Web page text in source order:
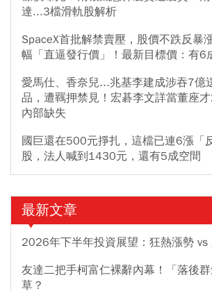
達...3檔滑軌股解析
SpaceX首批解禁賣壓，股價不跌反暴
幅「直逼發行價」！最新目標價：有6
愛馬仕、香奈兒...兆基李建成涉吞7億
品，遭羈押禁見！宏碁李文詳當董座
內部缺失
國巨還在500元掙扎，這檔已連6漲「
股，法人喊到1430元，還有5成空間
最新文章
2026年下半年投資展望：狂熱漲勢 vs
友達二把手柯富仁裸辭內幕！「落後
草？